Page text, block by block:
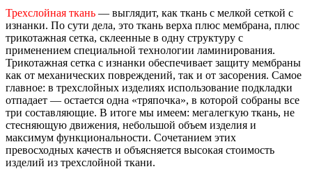
Трехслойная ткань — выглядит, как ткань с мелкой сеткой с
изнанки. По сути дела, это ткань верха плюс мембрана, плюс
трикотажная сетка, склеенные в одну структуру с
применением специальной технологии ламинирования.
Трикотажная сетка с изнанки обеспечивает защиту мембраны
как от механических повреждений, так и от засорения. Самое
главное: в трехслойных изделиях использование подкладки
отпадает — остается одна «тряпочка», в которой собраны все
три составляющие. В итоге мы имеем: мегалегкую ткань, не
стесняющую движения, небольшой объем изделия и
максимум функциональности. Сочетанием этих
превосходных качеств и объясняется высокая стоимость
изделий из трехслойной ткани.